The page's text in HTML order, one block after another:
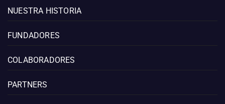
NUESTRA HISTORIA
FUNDADORES
COLABORADORES
PARTNERS